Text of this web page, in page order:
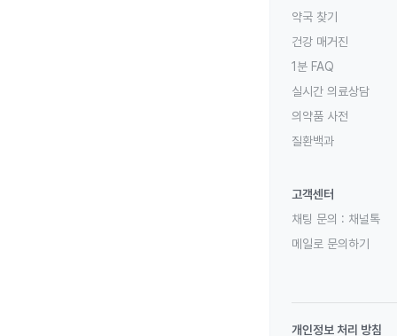
약국 찾기
건강 매거진
1분 FAQ
실시간 의료상담
의약품 사전
질환백과
고객센터
채팅 문의 : 채널톡
메일로 문의하기
개인정보 처리 방침